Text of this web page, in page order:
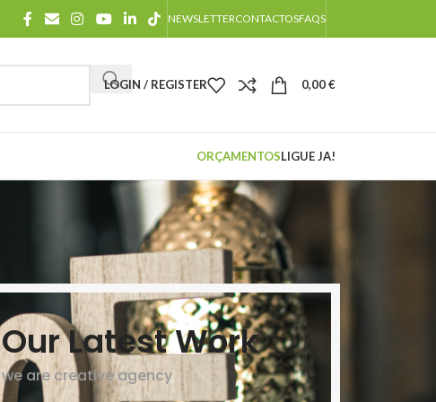
NEWSLETTERCONTACTOSFAQS
LOGIN / REGISTER 0,00€
ORÇAMENTOSLIGUE JA!
Our Latest Work
we are creative agency